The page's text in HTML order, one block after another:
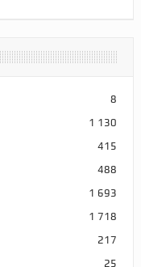
8
1 130
415
488
1 693
1 718
217
25